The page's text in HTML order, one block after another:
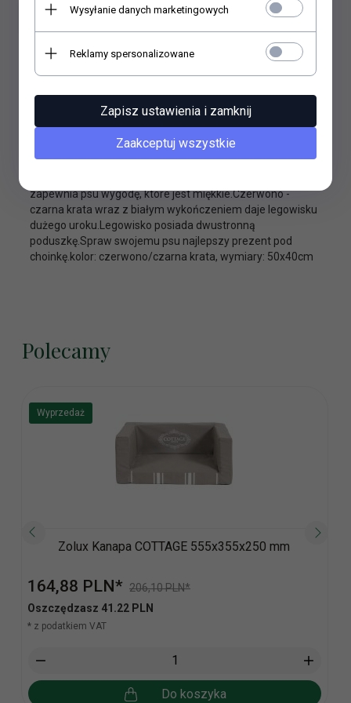
OPIS PRODUKTU
Legowisko świąteczne dla psaCzerwono - czarne
zapewnia psu wygodę, które jest miękkie.Czerwono -
czarna krata wraz z białym wykończeniem daje legowisku
dużego uroku.Legowisko posiada dwustronną
poduszkę.Spraw swojemu psu najlepszy prezent pod
choinkę.kolor: czerwono/czarna krata, wymiary: 50x40cm
Polecamy
Wyprzedaż
Zolux Kanapa COTTAGE 555x355x250 mm
164,88 PLN* 206,10 PLN*
Oszczędzasz 41.22 PLN
* z podatkiem VAT
Do koszyka
Wysyłanie danych marketingowych
Reklamy spersonalizowane
Zapisz ustawienia i zamknij
Zaakceptuj wszystkie